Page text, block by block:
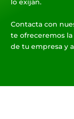
lo exijan.
Contacta con
te ofreceremos
de tu empresa y